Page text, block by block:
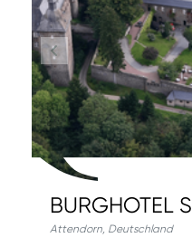
BURGHOTEL
Attendorn, Deutschland